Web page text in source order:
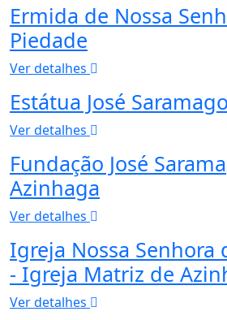
Ermida de Nossa
Piedade
Ver detalhes
Estátua José Saramago
Ver detalhes
Fundação José
Azinhaga
Ver detalhes
Igreja Nossa Senhora
- Igreja Matriz de
Ver detalhes